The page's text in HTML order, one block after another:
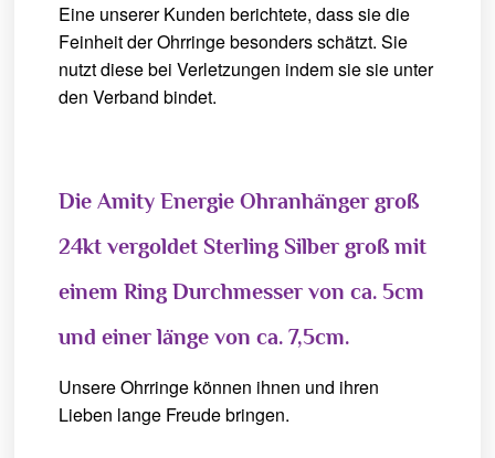
Eine unserer Kunden berichtete, dass sie die
Feinheit der Ohrringe besonders schätzt. Sie
nutzt diese bei Verletzungen indem sie sie unter
den Verband bindet.
Die Amity Energie Ohranhänger groß
24kt vergoldet Sterling Silber groß mit
einem Ring Durchmesser von ca. 5cm
und einer länge von ca. 7,5cm.
Unsere Ohrringe können ihnen und ihren
Lieben lange Freude bringen.